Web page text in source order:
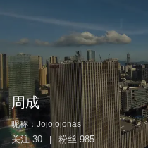
周成
昵称： Jojojojonas
关注 30 粉丝 985